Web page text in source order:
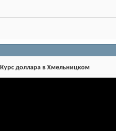
доллара в Хмельницком